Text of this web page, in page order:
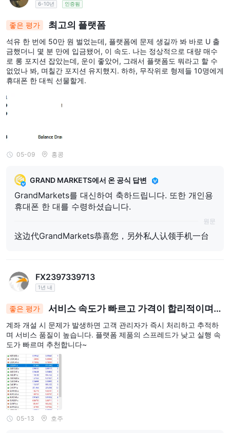
6-10년 인증됨
좋은 평가 최고의 플랫폼
석유 한 번에 50만 원 벌었는데, 플랫폼에 문제 생길까 봐 바로 U 출
금했더니 몇 분 만에 입금됐어, 이 속도. 나는 정상적으로 대량 매수
로 롱 포지션 잡았는데, 운이 좋았어, 그래서 플랫폼도 뭐라고 할 수
없었나 봐, 며칠간 포지션 유지했지. 하하, 무작위로 형제들 10명에게
휴대폰 한 대씩 선물할게.
05-09 홍콩
GRAND MARKETS에서 온 공식 답변
GrandMarkets를 대신하여 축하드립니다. 또한 개인용
휴대폰 한 대를 수령하셨습니다.
원문
这边代GrandMarkets恭喜您，另外私人认领手机一台
FX2397339713
1년 내
좋은 평가
서비스 속도가 빠르고 가격이 합리적이며
추천합니다~
계좌 개설 시 문제가 발생하면 고객 관리자가 즉시 처리하고 추적하
며 서비스 품질이 높습니다. 플랫폼 제품의 스프레드가 낮고 실행 속
도가 빠르며 추천합니다~
05-13 호주